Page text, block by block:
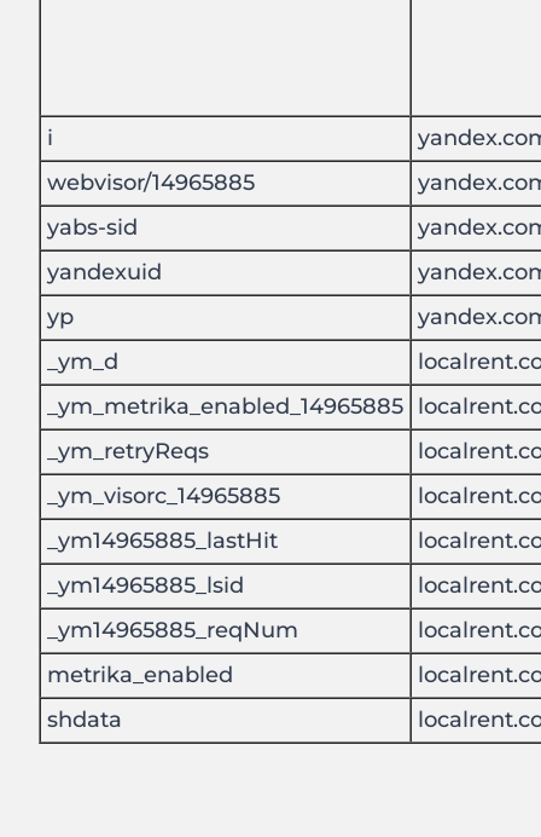
i
webvisor/14965885
yabs-sid
yandexuid
yp
_ym_d
_ym_metrika_enabled_14965885
_ym_retryReqs
_ym_visorc_14965885
_ym14965885_lastHit
_ym14965885_lsid
_ym14965885_reqNum
metrika_enabled
shdata